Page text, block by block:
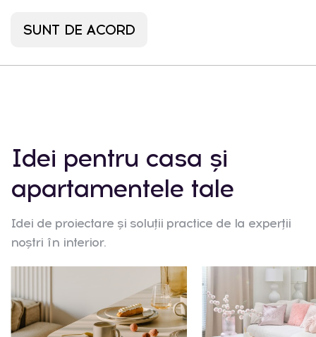
Tablou în ramă Pratera cu
Idei pentru casa și
apartamentele tale
Idei de proiectare și soluții practice de la experții
noștri în interior.
SUNT DE ACORD